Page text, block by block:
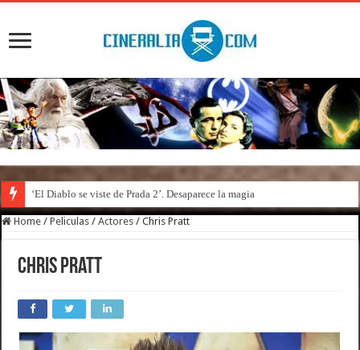
‘El Diablo se viste de Prada 2’. Desaparece la magia
Home / Peliculas / Actores / Chris Pratt
Chris Pratt